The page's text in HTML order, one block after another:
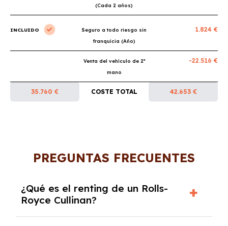
(Cada 2 años)
INCLUIDO
Seguro a todo riesgo sin
franquicia (Año)
1.824 €
Venta del vehículo de 2ª
mano
-22.516 €
35.760 € COSTE TOTAL 42.653 €
PREGUNTAS FRECUENTES
¿Qué es el renting de un Rolls-
Royce Cullinan?